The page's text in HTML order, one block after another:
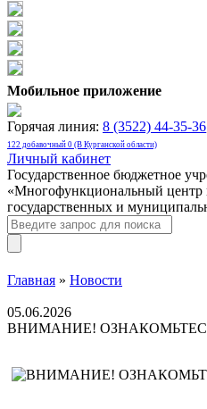
Мобильное приложение
Горячая линия: 8 (3522) 44-35-36
122 добавочный 0 (В Курганской области)
Личный кабинет
Государственное бюджетное
«Многофункциональный центр
государственных и
Главная » Новости
05.06.2026
ВНИМАНИЕ!